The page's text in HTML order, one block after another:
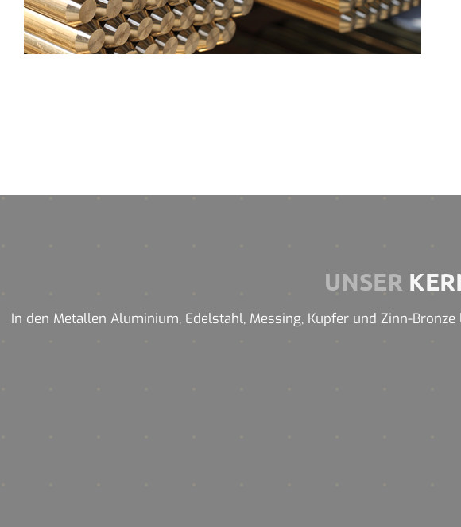
UNSER
In den Metallen Aluminium, Edelstahl, Messing, Kupfer und Zinn-